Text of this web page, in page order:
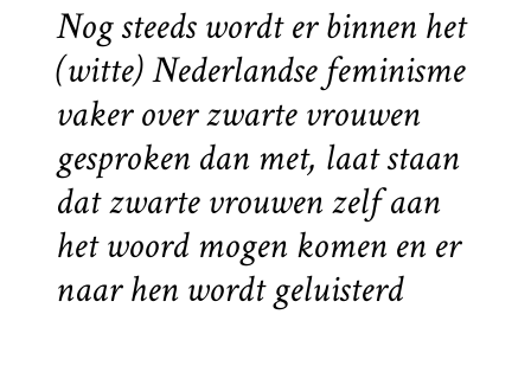
Nog steeds wordt er binnen het
(witte) Nederlandse feminisme
vaker over zwarte vrouwen
gesproken dan met, laat staan
dat zwarte vrouwen zelf aan
het woord mogen komen en er
naar hen wordt geluisterd